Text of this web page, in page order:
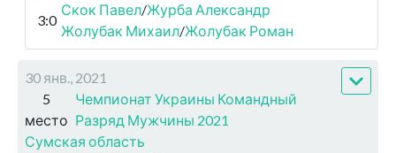
3:0
Скок Павел/Журба Александр
Жолубак Михаил/Жолубак Роман
30 янв., 2021
5
место
Чемпионат Украины Командный
Разряд Мужчины 2021
Сумская область